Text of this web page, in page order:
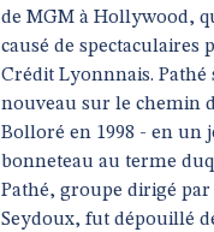
de MGM à Hollywood,
causé de spectaculaires
Crédit Lyonnnais. Pathé
nouveau sur le chemin
Bolloré en 1998 - en un
bonneteau au terme
Pathé, groupe dirigé par
Seydoux, fut dépouillé